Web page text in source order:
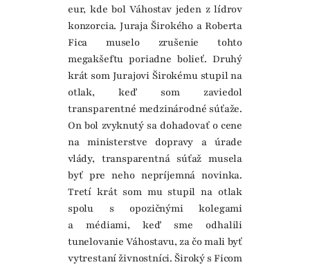
eur, kde bol Váhostav jeden z lídrov
konzorcia. Juraja Širokého a Roberta
Fica muselo zrušenie tohto
megakšeftu poriadne bolieť. Druhý
krát som Jurajovi Širokému stupil na
otlak, keď som zaviedol
transparentné medzinárodné súťaže.
On bol zvyknutý sa dohadovať o cene
na ministerstve dopravy a úrade
vlády, transparentná súťaž musela
byť pre neho nepríjemná novinka.
Tretí krát som mu stupil na otlak
spolu s opozičnými kolegami
a médiami, keď sme odhalili
tunelovanie Váhostavu, za čo mali byť
vytrestaní živnostníci. Široký s Ficom